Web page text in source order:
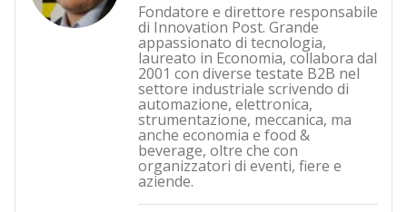
Fondatore e direttore responsabile
di Innovation Post. Grande
appassionato di tecnologia,
laureato in Economia, collabora dal
2001 con diverse testate B2B nel
settore industriale scrivendo di
automazione, elettronica,
strumentazione, meccanica, ma
anche economia e food &
beverage, oltre che con
organizzatori di eventi, fiere e
aziende.